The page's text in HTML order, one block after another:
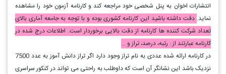
انتشارات اخوان به پنل شخصی خود مراجعه کند و کارنامه آزمون خود را مشاهده
نماید. دقت داشته باشید این کارنامه کشوری بوده و با توجه به جامعه آماری بالای
تعداد شرکت کننده ها کارنامه از دقت بالایی برخوردار است. اطلاعات درج شده در
کارنامه عبارتند از : رتبه، درصد، تراز و ...
در کارنامه ارائه شده عددی به نام تراز وجود دارد اگر تراز دانش آموز به عدد 7500
نزدیک باشد این نشانگر آن است که داوطلب به راحتی می تواند در کنکور سراسری